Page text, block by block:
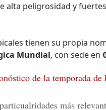
alta peligrosidad y
tienen su propia
Mundial, con sede en
de la temporada de
más